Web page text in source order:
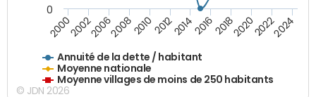
Annuité de la dette / habitant
Moyenne nationale
Moyenne villages de moins de 250 habitants
200020022006200820102012201420162018202020222024
0
© JDN 2026